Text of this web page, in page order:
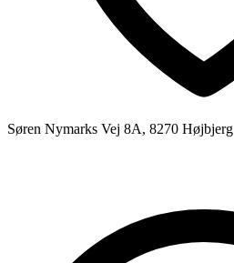
Søren Nymarks Vej 8A, 8270 Højbjerg